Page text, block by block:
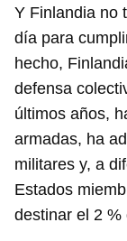
Y Finlandia no
día para
hecho,
defensa
últimos años,
armadas, ha
militares y, a
Estados
destinar el 2 %